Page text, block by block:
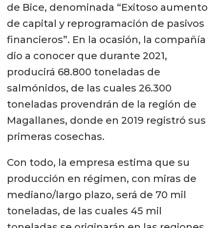
de Bice, denominada “Exitoso aumento
de capital y reprogramación de pasivos
financieros”. En la ocasión, la compañía
dio a conocer que durante 2021,
producirá 68.800 toneladas de
salmónidos, de las cuales 26.300
toneladas provendrán de la región de
Magallanes, donde en 2019 registró sus
primeras cosechas.
Con todo, la empresa estima que su
producción en régimen, con miras de
mediano/largo plazo, será de 70 mil
toneladas, de las cuales 45 mil